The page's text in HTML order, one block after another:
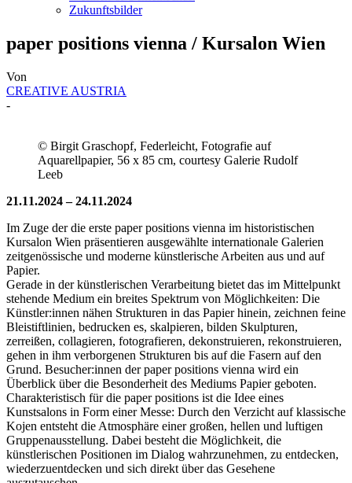
Zukunftsbilder
paper positions vienna / Kursalon Wien
Von
CREATIVE AUSTRIA
-
© Birgit Graschopf, Federleicht, Fotografie auf
Aquarellpapier, 56 x 85 cm, courtesy Galerie Rudolf
Leeb
21.11.2024 – 24.11.2024
Im Zuge der die erste paper positions vienna im historistischen
Kursalon Wien präsentieren ausgewählte internationale Galerien
zeitgenössische und moderne künstlerische Arbeiten aus und auf
Papier.
Gerade in der künstlerischen Verarbeitung bietet das im Mittelpunkt
stehende Medium ein breites Spektrum von Möglichkeiten: Die
Künstler:innen nähen Strukturen in das Papier hinein, zeichnen feine
Bleistiftlinien, bedrucken es, skalpieren, bilden Skulpturen,
zerreißen, collagieren, fotografieren, dekonstruieren, rekonstruieren,
gehen in ihm verborgenen Strukturen bis auf die Fasern auf den
Grund. Besucher:innen der paper positions vienna wird ein
Überblick über die Besonderheit des Mediums Papier geboten.
Charakteristisch für die paper positions ist die Idee eines
Kunstsalons in Form einer Messe: Durch den Verzicht auf klassische
Kojen entsteht die Atmosphäre einer großen, hellen und luftigen
Gruppenausstellung. Dabei besteht die Möglichkeit, die
künstlerischen Positionen im Dialog wahrzunehmen, zu entdecken,
wiederzuentdecken und sich direkt über das Gesehene